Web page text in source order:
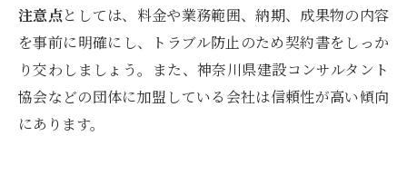
注意点としては、料金や業務範囲、納期、成果物の内容
を事前に明確にし、トラブル防止のため契約書をしっか
り交わしましょう。また、神奈川県建設コンサルタント
協会などの団体に加盟している会社は信頼性が高い傾向
にあります。